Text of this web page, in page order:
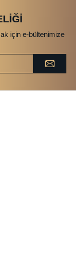
için e-bültenimize